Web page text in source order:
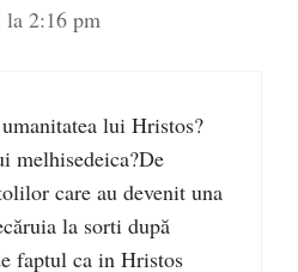
la 2:16 pm
lui Hristos?
melhisedeica?De
care au devenit una
la sorti după
faptul ca in Hristos